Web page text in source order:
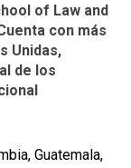
of Law and
con más
Unidas,
de los
Guatemala,